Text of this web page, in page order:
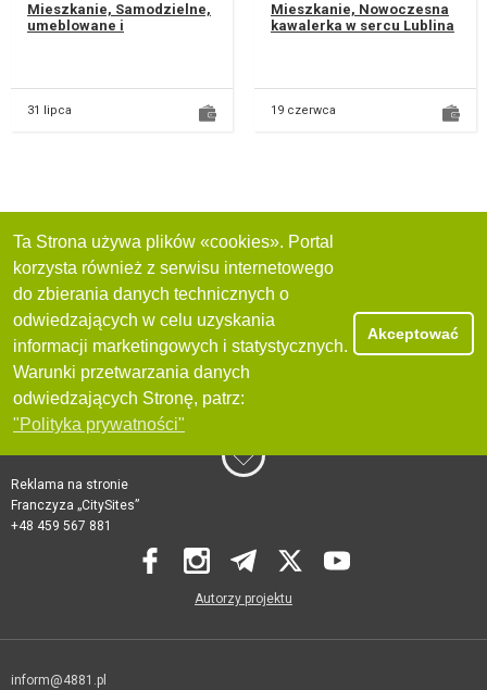
Mieszkanie, Samodzielne,
umeblowane i
31 lipca
Mieszkanie, Nowoczesna
kawalerka w sercu Lublina
19 czerwca
Ta Strona używa plików «cookies». Portal
korzysta również z serwisu internetowego
do zbierania danych technicznych o
odwiedzających w celu uzyskania
informacji marketingowych i statystycznych.
Warunki przetwarzania danych
odwiedzających Stronę, patrz:
"Polityka prywatności"
Akceptować
Reklama na stronie
Franczyza „CitySites”
+48 459 567 881
Autorzy projektu
inform@4881.pl